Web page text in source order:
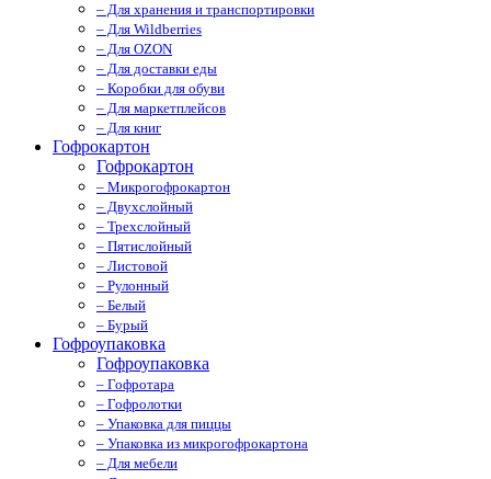
– Для хранения и транспортировки
– Для Wildberries
– Для OZON
– Для доставки еды
– Коробки для обуви
– Для маркетплейсов
– Для книг
Гофрокартон
Гофрокартон
– Микрогофрокартон
– Двухслойный
– Трехслойный
– Пятислойный
– Листовой
– Рулонный
– Белый
– Бурый
Гофроупаковка
Гофроупаковка
– Гофротара
– Гофролотки
– Упаковка для пиццы
– Упаковка из микрогофрокартона
– Для мебели